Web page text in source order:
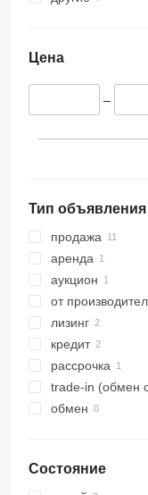
Чили
Цена
–
Тип объявления
продажа
аренда
аукцион
от
лизинг
кредит
рассрочка
trade-in (обмен
обмен
Состояние